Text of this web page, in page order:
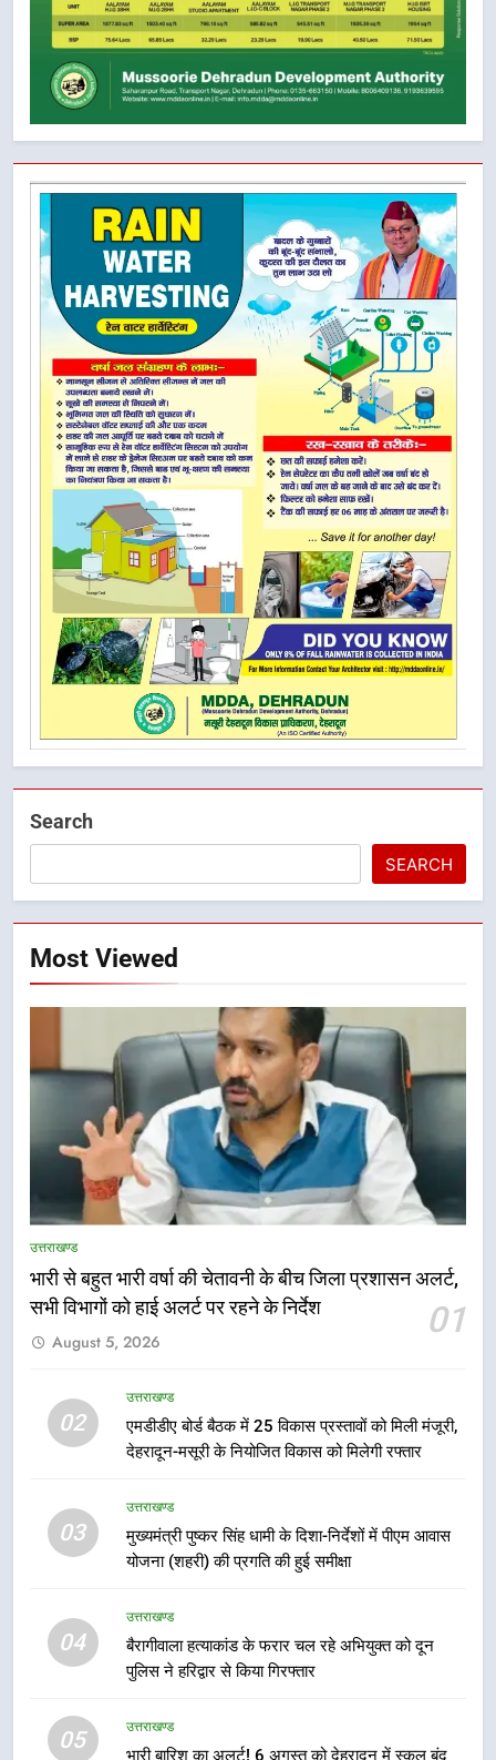
Search
SEARCH
Most Viewed
उत्तराखण्ड
भारी से बहुत भारी वर्षा की चेतावनी के बीच जिला प्रशासन अलर्ट,
सभी विभागों को हाई अलर्ट पर रहने के निर्देश
01
August 5, 2026
02
उत्तराखण्ड
एमडीडीए बोर्ड बैठक में 25 विकास प्रस्तावों को मिली मंजूरी,
देहरादून-मसूरी के नियोजित विकास को मिलेगी रफ्तार
03
उत्तराखण्ड
मुख्यमंत्री पुष्कर सिंह धामी के दिशा-निर्देशों में पीएम आवास
योजना (शहरी) की प्रगति की हुई समीक्षा
04
उत्तराखण्ड
बैरागीवाला हत्याकांड के फरार चल रहे अभियुक्त को दून
पुलिस ने हरिद्वार से किया गिरफ्तार
05
उत्तराखण्ड
भारी बारिश का अलर्ट! 6 अगस्त को देहरादून में स्कूल बंद
5
भारी बारिश का अलर्ट! 6 अगस्त को
देहरादून में स्कूल बंद
उत्तराखण्ड
6
मुख्यमंत्री धामी की सुरक्षा प्राथमिकता:
7
एसआईआर प्रक्रिया की निगरानी के लिए
उत्तराखण्ड
ब्लैक स्पॉट होंगे सुरक्षित, हर माह होगी
प्रगति समीक्षा
उत्तराखण्ड
1